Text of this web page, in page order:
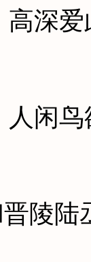
爱
鸟
陆